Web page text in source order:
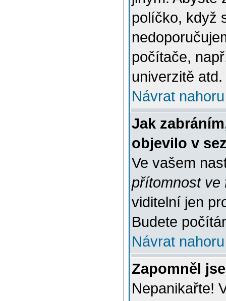
políčko, když
počítače,
univerzitě atd.
Návrat nahoru
Jak
objevilo v
Ve vašem
přítomnost ve
viditelní jen
Budete
Návrat nahoru
Zapomněl
Nepanikařte!